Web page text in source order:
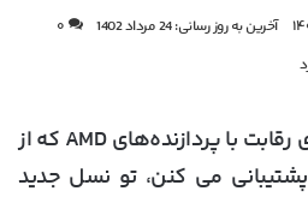
آخرین به روز رسانی: 24 مرداد 1402
۰
اینتل قصد داره در راستای رقابت با پردازنده‌های AMD که از
تکنولوژی ۳D V-Cache پشتیبانی می کنن، تو نسل جدید